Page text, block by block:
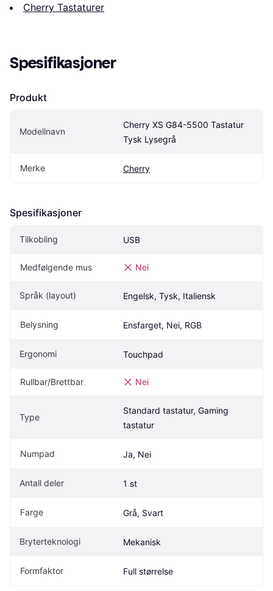
Cherry Tastaturer
Spesifikasjoner
Produkt
Modellnavn
Cherry XS G84-5500 Tastatur
Tysk Lysegrå
Merke Cherry
Spesifikasjoner
Tilkobling USB
Medfølgende mus Nei
Språk (layout) Engelsk, Tysk, Italiensk
Belysning Ensfarget, Nei, RGB
Ergonomi Touchpad
Rullbar/Brettbar Nei
Type
Standard tastatur, Gaming
tastatur
Numpad Ja, Nei
Antall deler 1 st
Farge Grå, Svart
Bryterteknologi Mekanisk
Formfaktor Full størrelse